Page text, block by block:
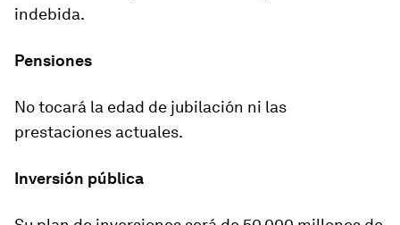
indebida.
Pensiones
No tocará la edad de jubilación ni las
prestaciones actuales.
Inversión pública